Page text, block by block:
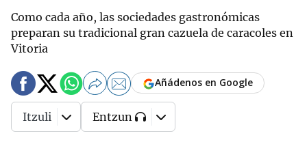
Como cada año, las sociedades gastronómicas
preparan su tradicional gran cazuela de caracoles en
Vitoria
Añádenos en Google
Itzuli Entzun